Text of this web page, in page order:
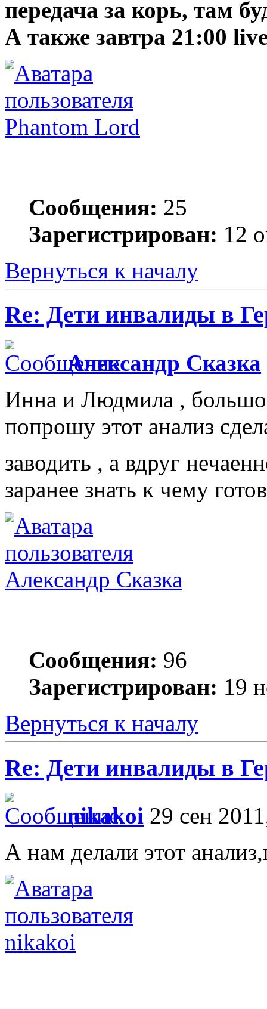
передача за корь, там
А также завтра 21:00
Phantom Lord
Сообщения: 25
Зарегистрирован: 12
Вернуться к началу
Re: Дети инвалиды в
Александр Сказка
Инна и Людмила ,
попрошу этот анализ
заводить , а вдруг
заранее знать к чему
Александр Сказка
Сообщения: 96
Зарегистрирован: 19
Вернуться к началу
Re: Дети инвалиды в
nikakoi 29 сен
А нам делали этот
nikakoi